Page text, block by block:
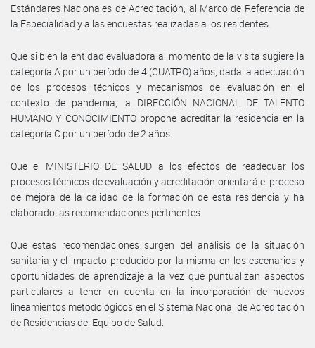
Estándares Nacionales de Acreditación, al Marco de Referencia de
la Especialidad y a las encuestas realizadas a los residentes.
Que si bien la entidad evaluadora al momento de la visita sugiere la
categoría A por un período de 4 (CUATRO) años, dada la adecuación
de los procesos técnicos y mecanismos de evaluación en el
contexto de pandemia, la DIRECCIÓN NACIONAL DE TALENTO
HUMANO Y CONOCIMIENTO propone acreditar la residencia en la
categoría C por un período de 2 años.
Que el MINISTERIO DE SALUD a los efectos de readecuar los
procesos técnicos de evaluación y acreditación orientará el proceso
de mejora de la calidad de la formación de esta residencia y ha
elaborado las recomendaciones pertinentes.
Que estas recomendaciones surgen del análisis de la situación
sanitaria y el impacto producido por la misma en los escenarios y
oportunidades de aprendizaje a la vez que puntualizan aspectos
particulares a tener en cuenta en la incorporación de nuevos
lineamientos metodológicos en el Sistema Nacional de Acreditación
de Residencias del Equipo de Salud.